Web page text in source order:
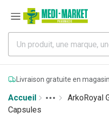
Livraison gratuite en magasin
Accueil
More
Toggle menu
ArkoRoyal
Capsules